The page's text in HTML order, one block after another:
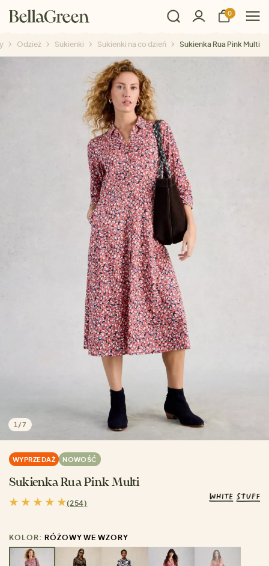
0
Odzież Sukienki Sukienki na co dzień Sukienka Rua Pink Multi
1 /7
WYPRZEDAŻ NOWOŚĆ
Sukienka Rua Pink Multi
(254)
KOLOR: RÓŻOWY WE WZORY